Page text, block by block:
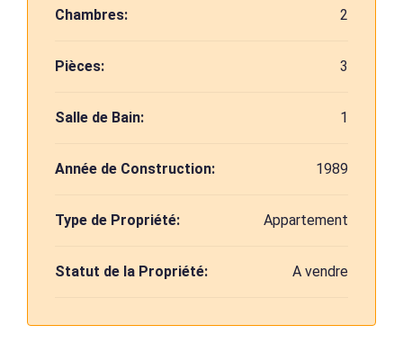
Chambres: 2
Pièces: 3
Salle de Bain: 1
Année de Construction: 1989
Type de Propriété: Appartement
Statut de la Propriété: A vendre